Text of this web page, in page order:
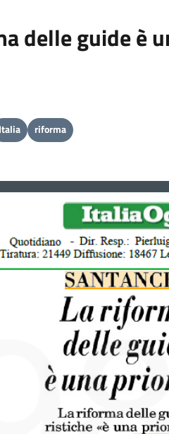
delle guide è
Italia riforma